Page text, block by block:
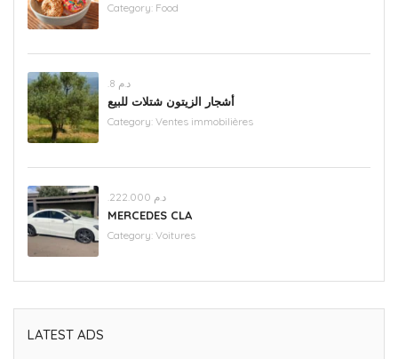
Category: Food
.د.م 8
أشجار الزيتون شتلات للبيع
Category: Ventes immobilières
.د.م 222.000
MERCEDES CLA
Category: Voitures
LATEST ADS